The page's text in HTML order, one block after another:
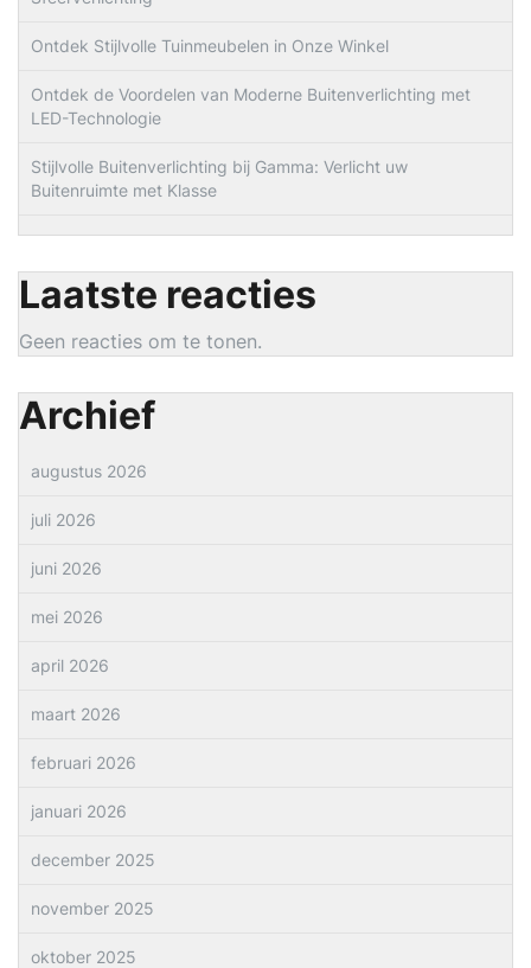
Ontdek Stijlvolle Tuinmeubelen in Onze Winkel
Ontdek de Voordelen van Moderne Buitenverlichting met
LED-Technologie
Stijlvolle Buitenverlichting bij Gamma: Verlicht uw
Buitenruimte met Klasse
Laatste reacties
Geen reacties om te tonen.
Archief
augustus 2026
juli 2026
juni 2026
mei 2026
april 2026
maart 2026
februari 2026
januari 2026
december 2025
november 2025
oktober 2025